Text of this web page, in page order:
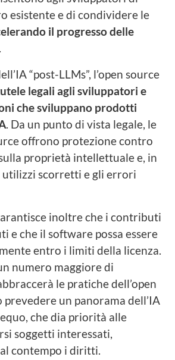
esistente e di condividere le
il progresso delle
.
“post-LLMs”, l’open source
legali agli sviluppatori e
che sviluppano prodotti
. Da un punto di vista legale, le
offrono protezione contro
proprietà intellettuale e, in
utilizzi scorretti e gli errori
inoltre che i contributi
e che il software possa essere
entro i limiti della licenza.
numero maggiore di
le pratiche dell’open
un panorama dell’IA
che dia priorità alle
soggetti interessati,
contempo i diritti.